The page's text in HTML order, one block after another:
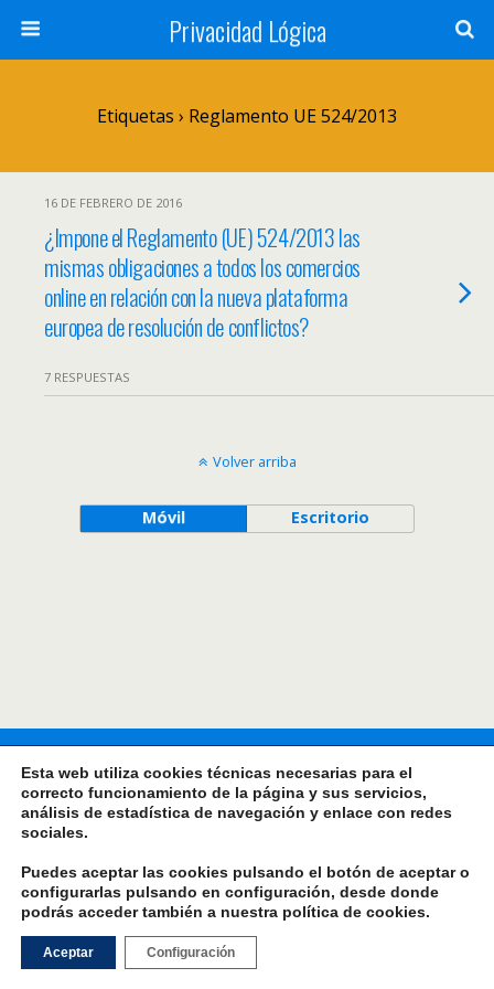
Privacidad Lógica
Etiquetas › Reglamento UE 524/2013
16 DE FEBRERO DE 2016
¿Impone el Reglamento (UE) 524/2013 las
mismas obligaciones a todos los comercios
online en relación con la nueva plataforma
europea de resolución de conflictos?
7 RESPUESTAS
Volver arriba
Móvil Escritorio
Esta web utiliza cookies técnicas necesarias para el
correcto funcionamiento de la página y sus servicios,
análisis de estadística de navegación y enlace con redes
sociales.
Puedes aceptar las cookies pulsando el botón de aceptar o
configurarlas pulsando en configuración, desde donde
podrás acceder también a nuestra política de cookies.
Aceptar Configuración